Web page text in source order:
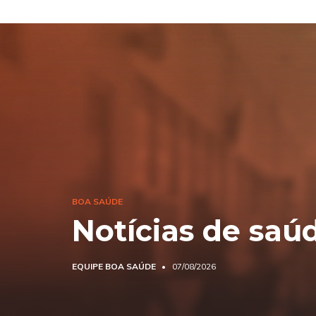
BOA SAÚDE
Notícias de
EQUIPE BOA SAÚDE 07/08/2026